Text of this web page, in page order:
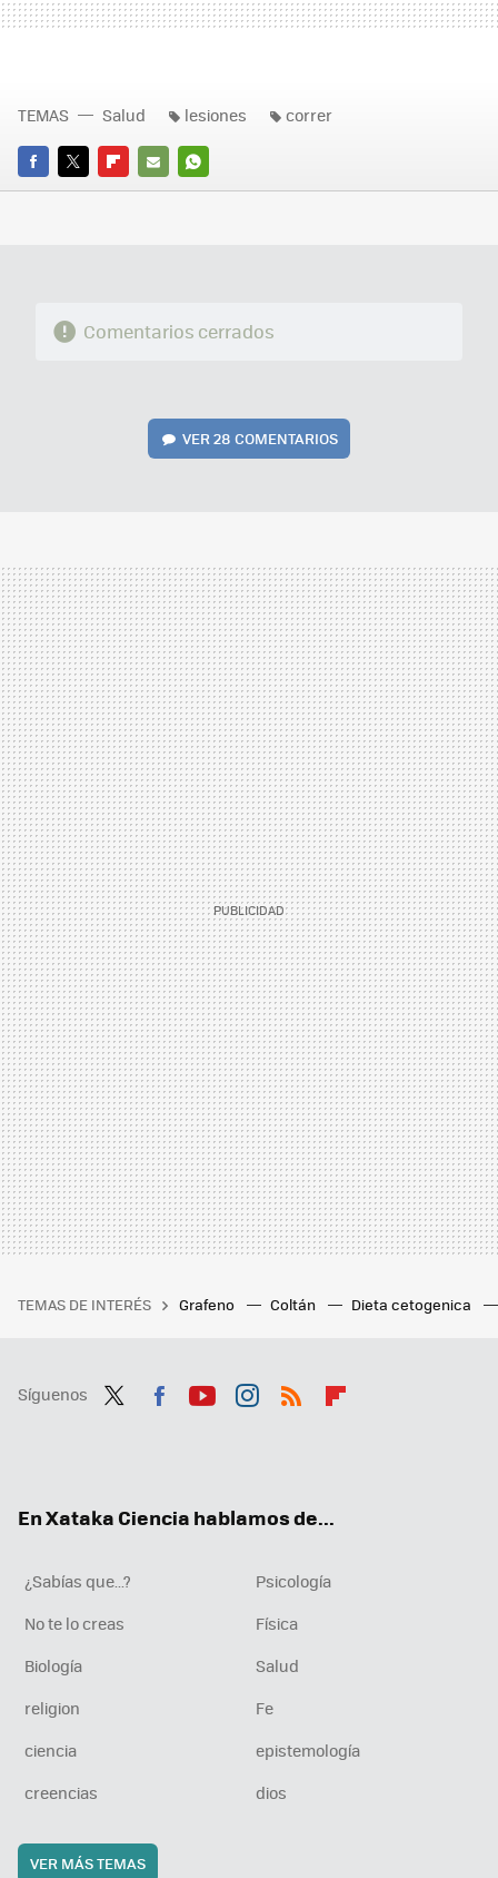
FACEBOOK
TWITTERFLIPBOARD
E-
WHATSAPP
TEMAS Salud lesiones correr
Comentarios cerrados
VER28 COMENTARIOS
TEMAS DE INTERÉS Grafeno Coltán Dieta cetogenica
Síguenos
En Xataka Ciencia hablamos de...
¿Sabías que...?
Psicología
No te lo creas
Física
Biología
Salud
religion
Fe
ciencia
epistemología
creencias
dios
VER MÁS TEMAS